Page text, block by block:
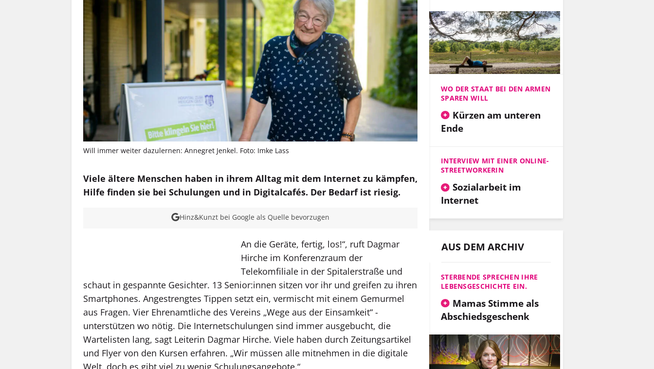
Will immer weiter dazulernen: Annegret Jenkel. Foto: Imke Lass
Viele ältere Menschen haben in ihrem Alltag mit dem Internet zu kämpfen,
Hilfe finden sie bei Schulungen und in Digitalcafés. Der Bedarf ist riesig.
Hinz&Kunzt bei Google als Quelle bevorzugen
An die Geräte, fertig, los!“, ruft Dagmar
Hirche im Konferenzraum der
Telekomfiliale in der Spitalerstraße und
schaut in gespannte Gesichter. 13 Senior:innen sitzen vor ihr und greifen zu ihren
Smartphones. Angestrengtes Tippen setzt ein, vermischt mit einem Gemurmel
aus Fragen. Vier ­Ehrenamtliche des Vereins „Wege aus der Einsamkeit“ ­
unterstützen wo nötig. Die Internetschulungen sind immer ausgebucht, die
Wartelisten lang, sagt Leiterin Dagmar ­Hirche. Viele haben durch Zeitungsartikel
und Flyer von den Kursen erfahren. „Wir müssen alle mitnehmen in die digitale
Welt, doch es gibt viel zu wenig Schulungsangebote.“
WO DER STAAT BEI DEN ARMEN
SPAREN WILL
Kürzen am unteren
Ende
INTERVIEW MIT EINER ONLINE-
STREETWORKERIN
Sozialarbeit im
Internet
AUS DEM ARCHIV
STERBENDE SPRECHEN IHRE
LEBENSGESCHICHTE EIN.
Mamas Stimme als
Abschiedsgeschenk